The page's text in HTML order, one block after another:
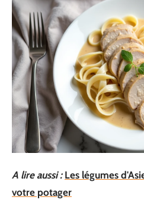
A lire aussi : Les légumes
votre potager